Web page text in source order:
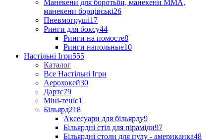
Манекени для боротьби, манекени ММА,
манекени борцівські26
Пневмогруші17
Ринги для боксу44
Ринги на помосте8
Ринги напольные10
Настільні Ігри555
Каталог
Все Настільні Ігри
Аерохокей30
Дартс79
Міні-теніс1
Більярд218
Аксесуари для більярду9
Більярдні стіл для піраміди97
Більярдні столи для пулу - американка48